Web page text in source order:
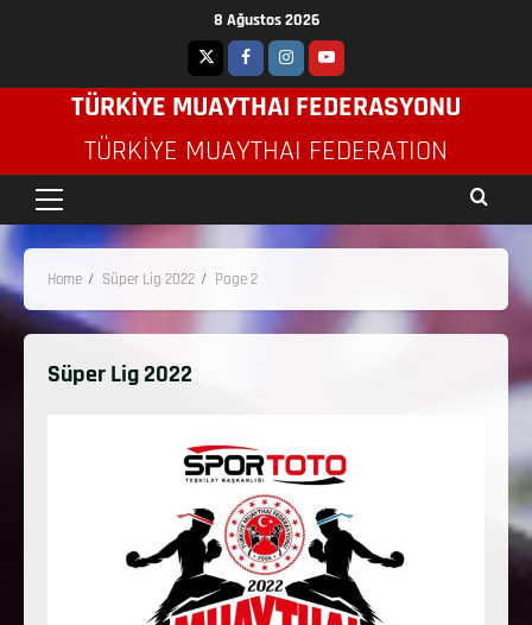
8 Ağustos 2026
TÜRKİYE MUAYTHAI FEDERASYONU
TÜRKIYE MUAYTHAI FEDERATION
Home Süper Lig 2022 Page 2
Süper Lig 2022